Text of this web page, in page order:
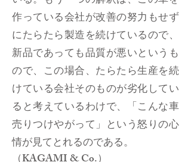
作っている会社が改善の努力もせず
にたらたら製造を続けているので、
新品であっても品質が悪いというも
ので、この場合、たらたら生産を続
けている会社そのものが劣化してい
ると考えているわけで、「こんな車
売りつけやがって」という怒りの心
情が見てとれるのである。